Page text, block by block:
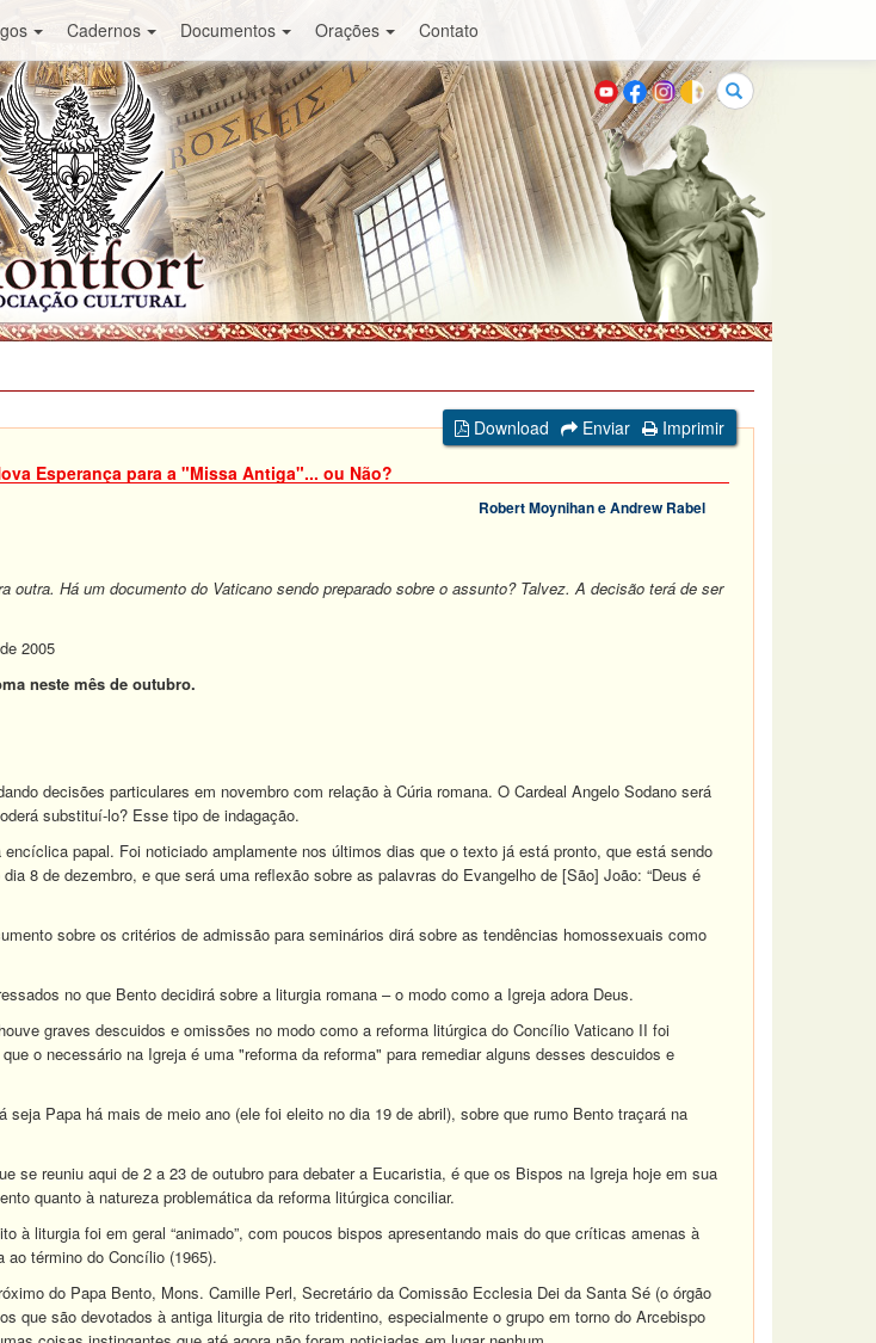
Cadernos Documentos Orações Contato
Buscar
Download Enviar
Imprimir
Esperança para a "Missa Antiga"... ou Não?
Robert Moynihan e Andrew Rabel
outra. Há um documento do Vaticano sendo preparado sobre o assunto? Talvez. A decisão terá de ser
2005
neste mês de outubro.
decisões particulares em novembro com relação à Cúria romana. O Cardeal Angelo Sodano será
substituí-lo? Esse tipo de indagação.
papal. Foi noticiado amplamente nos últimos dias que o texto já está pronto, que está sendo
8 de dezembro, e que será uma reflexão sobre as palavras do Evangelho de [São] João: “Deus é
sobre os critérios de admissão para seminários dirá sobre as tendências homossexuais como
no que Bento decidirá sobre a liturgia romana – o modo como a Igreja adora Deus.
graves descuidos e omissões no modo como a reforma litúrgica do Concílio Vaticano II foi
o necessário na Igreja é uma "reforma da reforma" para remediar alguns desses descuidos e
seja Papa há mais de meio ano (ele foi eleito no dia 19 de abril), sobre que rumo Bento traçará na
se reuniu aqui de 2 a 23 de outubro para debater a Eucaristia, é que os Bispos na Igreja hoje em sua
quanto à natureza problemática da reforma litúrgica conciliar.
à liturgia foi em geral “animado”, com poucos bispos apresentando mais do que críticas amenas à
ao término do Concílio (1965).
do Papa Bento, Mons. Camille Perl, Secretário da Comissão Ecclesia Dei da Santa Sé (o órgão
que são devotados à antiga liturgia de rito tridentino, especialmente o grupo em torno do Arcebispo